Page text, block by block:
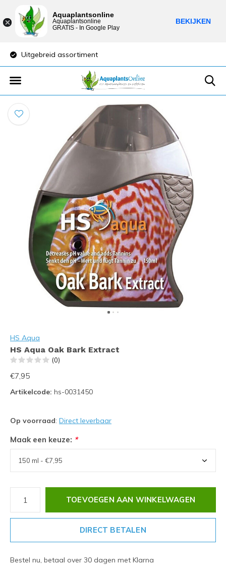
Uitgebreid assortiment
HS Aqua
HS Aqua Oak Bark Extract
(0)
€7,95
Artikelcode: hs-0031450
Op voorraad: Direct leverbaar
Maak een keuze: *
TOEVOEGEN AAN WINKELWAGEN
DIRECT BETALEN
Bestel nu, betaal over 30 dagen met Klarna
Aquaplantsonline
Aquaplantsonline
GRATIS - In Google Play
BEKIJKEN